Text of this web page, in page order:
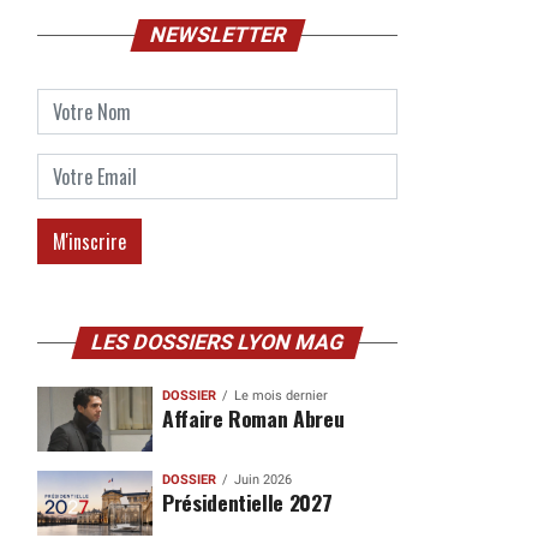
NEWSLETTER
LES DOSSIERS LYON MAG
DOSSIER Le mois dernier
Affaire Roman Abreu
DOSSIER Juin 2026
Présidentielle 2027